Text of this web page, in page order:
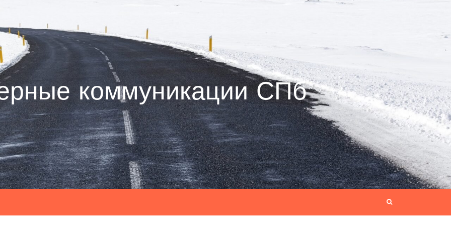
коммуникации СПб